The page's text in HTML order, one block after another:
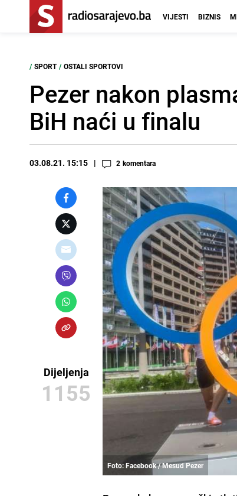
VIJESTI BIZNIS
/ SPORT / OSTALI SPORTOVI
Pezer nakon
BiH naći u finalu
03.08.21. 15:15 2 komentara
Dijeljenja
1155
Foto: Facebook / Mesud Pezer